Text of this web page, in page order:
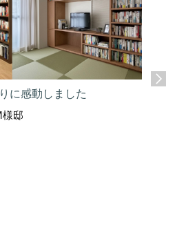
に感動しました
邸